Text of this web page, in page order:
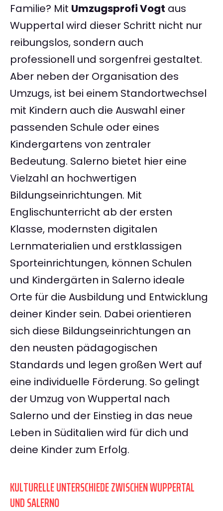
Familie? Mit Umzugsprofi Vogt aus
Wuppertal wird dieser Schritt nicht nur
reibungslos, sondern auch
professionell und sorgenfrei gestaltet.
Aber neben der Organisation des
Umzugs, ist bei einem Standortwechsel
mit Kindern auch die Auswahl einer
passenden Schule oder eines
Kindergartens von zentraler
Bedeutung. Salerno bietet hier eine
Vielzahl an hochwertigen
Bildungseinrichtungen. Mit
Englischunterricht ab der ersten
Klasse, modernsten digitalen
Lernmaterialien und erstklassigen
Sporteinrichtungen, können Schulen
und Kindergärten in Salerno ideale
Orte für die Ausbildung und Entwicklung
deiner Kinder sein. Dabei orientieren
sich diese Bildungseinrichtungen an
den neusten pädagogischen
Standards und legen großen Wert auf
eine individuelle Förderung. So gelingt
der Umzug von Wuppertal nach
Salerno und der Einstieg in das neue
Leben in Süditalien wird für dich und
deine Kinder zum Erfolg.
KULTURELLE UNTERSCHIEDE ZWISCHEN WUPPERTAL
UND SALERNO